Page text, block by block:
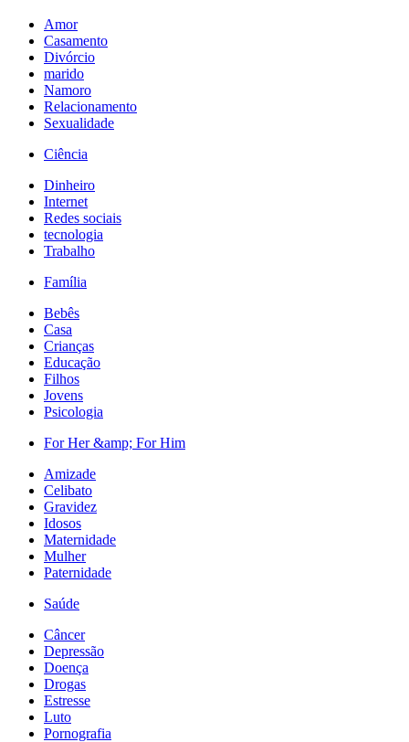
Amor
Casamento
Divórcio
marido
Namoro
Relacionamento
Sexualidade
Ciência
Dinheiro
Internet
Redes sociais
tecnologia
Trabalho
Família
Bebês
Casa
Crianças
Educação
Filhos
Jovens
Psicologia
For Her &amp; For Him
Amizade
Celibato
Gravidez
Idosos
Maternidade
Mulher
Paternidade
Saúde
Câncer
Depressão
Doença
Drogas
Estresse
Luto
Pornografia